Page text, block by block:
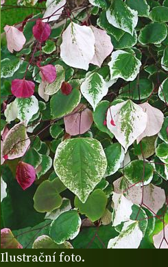
Ilustrační foto.